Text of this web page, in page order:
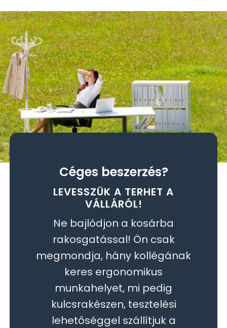
Céges beszerzés?
LEVESSZÜK A TERHET A
VÁLLÁRÓL!
Ne bajlódjon a kosárba
rakosgatással! Ön csak
megmondja, hány kollégának
keres ergonomikus
munkahelyet, mi pedig
kulcsrakészen, tesztelési
lehetőséggel szállítjuk a